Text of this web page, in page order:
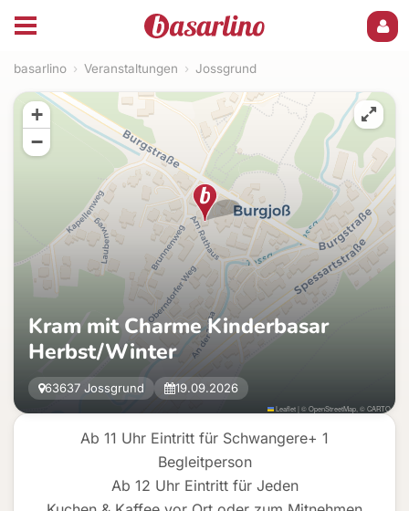
basarlino › Veranstaltungen › Jossgrund
Ab 11 Uhr Eintritt für Schwangere+ 1
Begleitperson
Ab 12 Uhr Eintritt für Jeden
Kram mit Charme Kinderbasar
Herbst/Winter
63637 Jossgrund 19.09.2026
+
−
Leaflet|©OpenStreetMap , ©CARTO